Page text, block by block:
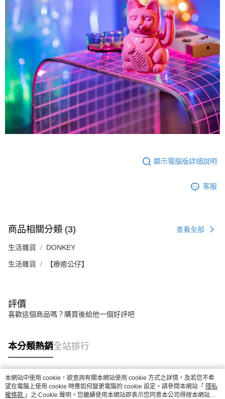
顯示電腦版詳細說明
客服
商品相關分類 (3) 查看全部
生活雜貨 DONKEY
生活雜貨 【療癒公仔】
評價
喜歡這個商品嗎？購買後給他一個好評吧
本分類熱銷全站排行
熱門標籤
本網站中使用 cookie，欲查詢有關本網站使用 cookie 方式之詳情，及若您不希
望在電腦上使用 cookie 時應如何變更電腦的 cookie 設定，請參閱本網站「 隱私
權條款 」之 Cookie 聲明。您繼續使用本網站即表示您同意本公司得按本網站使